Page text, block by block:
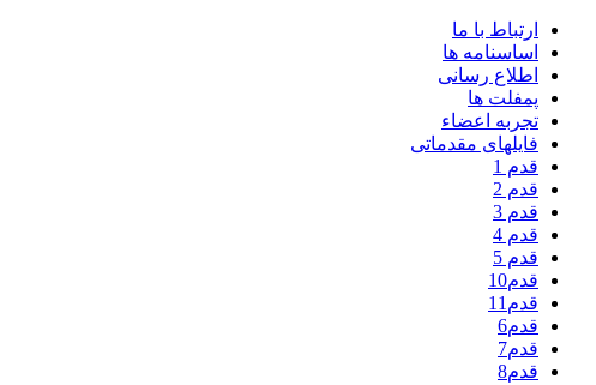
ارتباط با ما
اساسنامه ها
اطلاع رسانی
پمفلت ها
تجربه اعضاء
فایلهای مقدماتی
قدم 1
قدم 2
قدم 3
قدم 4
قدم 5
قدم10
قدم11
قدم6
قدم7
قدم8